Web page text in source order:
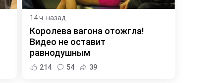
14 ч. назад
Королева вагона отожгла!
Видео не оставит
равнодушным
214 54 39